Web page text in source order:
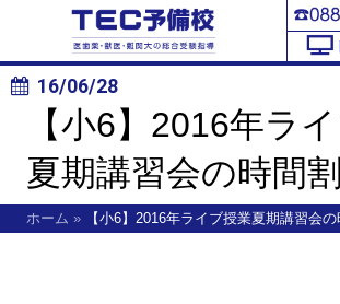
16/06/28
【小6】2016年ラ
夏期講習会の時間割
ホーム » 【小6】2016年ライブ授業夏期講習会の